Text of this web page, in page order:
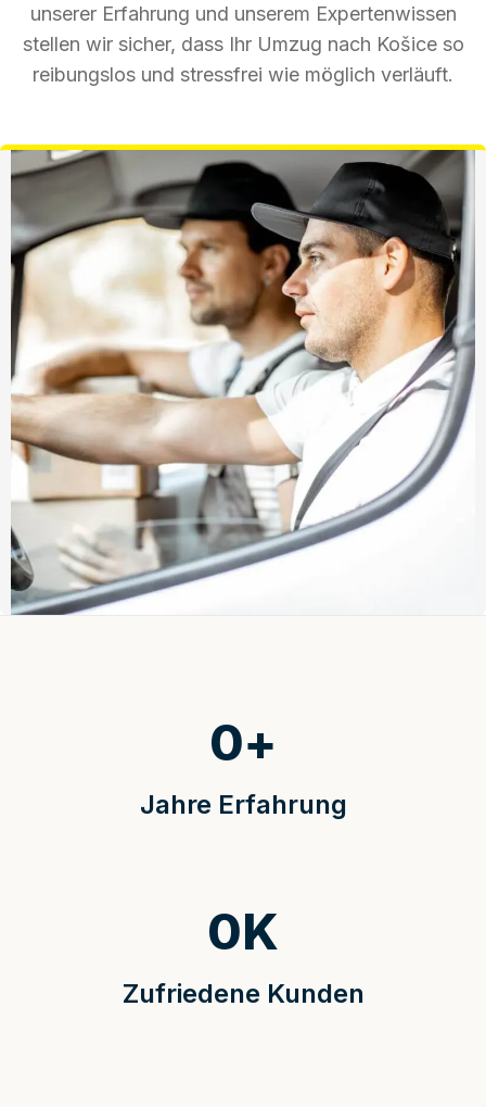
unserer Erfahrung und unserem Expertenwissen
stellen wir sicher, dass Ihr Umzug nach Košice so
reibungslos und stressfrei wie möglich verläuft.
Jahre Erfahrung
0+
Zufriedene Kunden
0K